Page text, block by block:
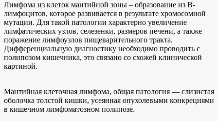
Лимфома из клеток мантийной зоны – образование из В-
лимфоцитов, которое развивается в результате хромосомной
мутации. Для такой патологии характерно увеличение
лимфатических узлов, селезенки, размеров печени, а также
поражение лимфоузлов пищеварительного тракта.
Дифференциальную диагностику необходимо проводить с
полипозом кишечника, это связано со схожей клинической
картиной.
Мантийная клеточная лимфома, общая патология — слизистая
оболочка толстой кишки, усеянная опухолевыми конкрециями
в кишечном лимфоматозном полипозе.